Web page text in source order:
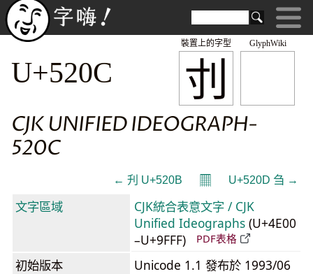
GlyphWiki
刌
裝置上的字型
U+520C
CJK UNIFIED IDEOGRAPH-
520C
← 刋 U+520B 𝄜 U+520D 刍 →
文字區域
CJK統合表意文字 / CJK
Unified Ideographs (U+4E00
–U+9FFF)
PDF表格
初始版本
Unicode 1.1 發布於 1993/06